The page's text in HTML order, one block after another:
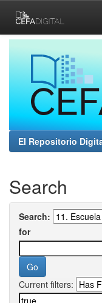
navigation
El Repositorio
Search
Search:
for
Current filters: